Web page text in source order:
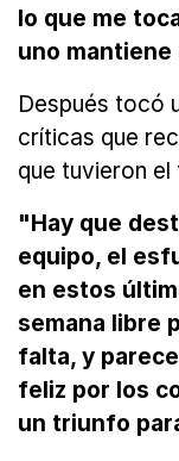
lo que me
uno
Después tocó
críticas que
que tuvieron el
"Hay que
equipo, el
en estos
semana libre
falta, y
feliz por los
un triunfo